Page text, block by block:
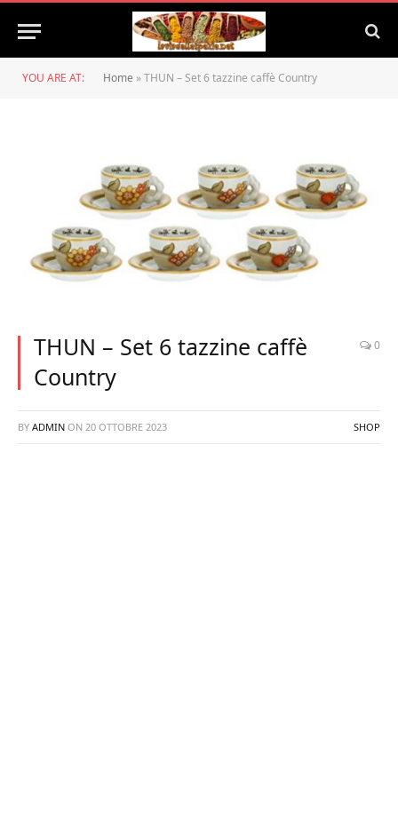
YOU ARE AT: Home »THUN – Set 6 tazzine caffè Country
THUN – Set 6 tazzine caffè
Country
0
BY ADMIN ON 20 OTTOBRE 2023 SHOP